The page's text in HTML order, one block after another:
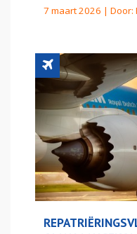
7 maart 2026 | Door: